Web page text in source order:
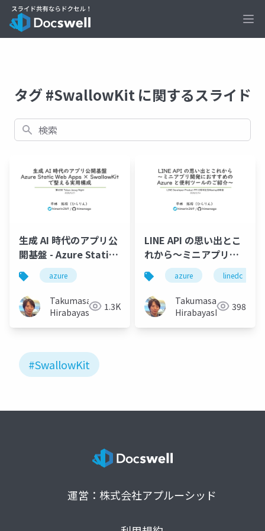
タグ #SwallowKit に関するスライド
検索
生成 AI 時代のアプリ公
開基盤 - Azure Static
Web Apps ×
SwallowKit で整える
実用構成
azure
Takumasa
Hirabayashi
1.3K
LINE API の思い出とこ
れから～ミニアプリ開
発におすすめの Azure
と便利ツールのご紹介
～
azure linedc
Takumasa
Hirabayashi
398
#SwallowKit
運営：株式会社アプルーシッド